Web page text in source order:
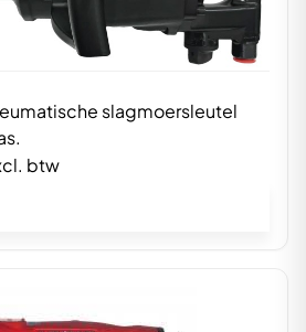
slagmoersleutel
btw